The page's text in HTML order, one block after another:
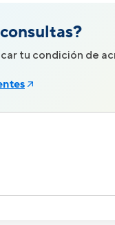
tu condición de
nuestra oficina o